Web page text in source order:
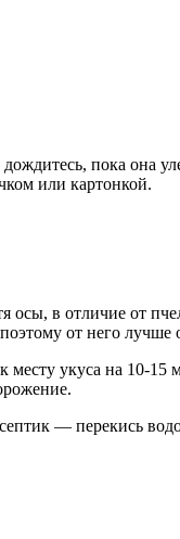
пока она
или картонкой.
в отличие от
от него лучше
месту укуса на 10-15
— перекись